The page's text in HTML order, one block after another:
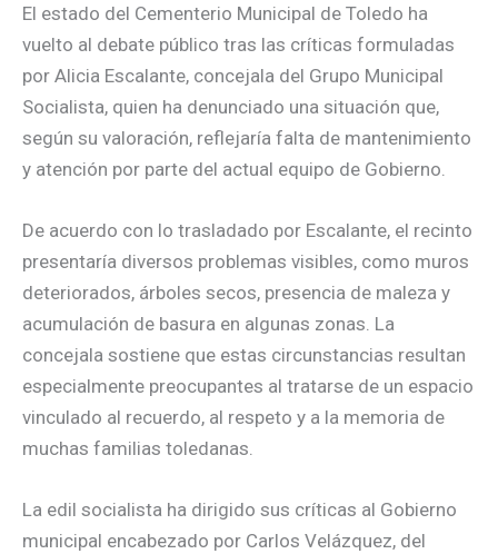
El estado del Cementerio Municipal de Toledo ha
vuelto al debate público tras las críticas formuladas
por Alicia Escalante, concejala del Grupo Municipal
Socialista, quien ha denunciado una situación que,
según su valoración, reflejaría falta de mantenimiento
y atención por parte del actual equipo de Gobierno.
De acuerdo con lo trasladado por Escalante, el recinto
presentaría diversos problemas visibles, como muros
deteriorados, árboles secos, presencia de maleza y
acumulación de basura en algunas zonas. La
concejala sostiene que estas circunstancias resultan
especialmente preocupantes al tratarse de un espacio
vinculado al recuerdo, al respeto y a la memoria de
muchas familias toledanas.
La edil socialista ha dirigido sus críticas al Gobierno
municipal encabezado por Carlos Velázquez, del